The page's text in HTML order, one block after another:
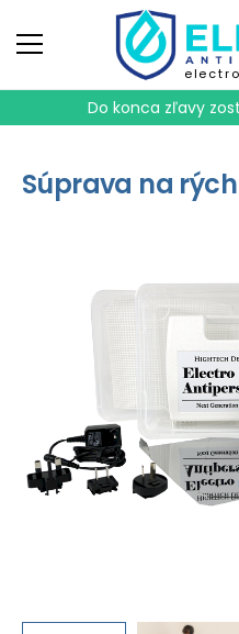
Do konca zľavy
Súprava na